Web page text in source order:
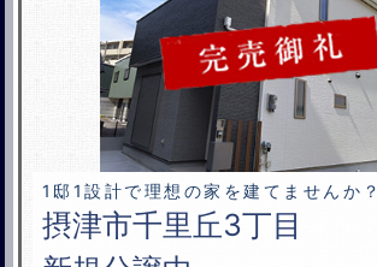
1邸1設計で理想の家を建てませんか？
摂津市千里丘3丁目